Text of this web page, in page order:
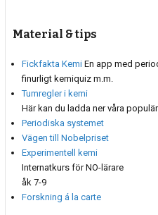
Material & tips
Fickfakta Kemi En app med
finurligt kemiquiz m.m.
Tumregler i kemi
Här kan du ladda ner våra
Periodiska systemet
Vägen till Nobelpriset
Experimentell kemi
Internatkurs för NO-lärare
åk 7-9
Forskning á la carte